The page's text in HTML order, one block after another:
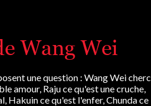
Wang Wei
une question : Wang Wei
amour, Raju ce qu'est une cruche,
Hakuin ce qu'est l'enfer, Chunda ce